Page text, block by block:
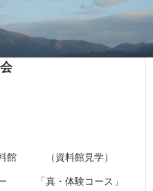
料館 （資料館見学）
「真・体験コース」